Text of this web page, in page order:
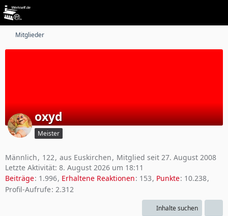
Mitglieder
oxyd
Meister
Männlich 122 aus Euskirchen
Mitglied seit 27. August 2008
Letzte Aktivität: 8. August 2026 um 18:11
Beiträge 1.996 Erhaltene Reaktionen 153 Punkte 10.238
Profil-Aufrufe 2.312
Inhalte suchen